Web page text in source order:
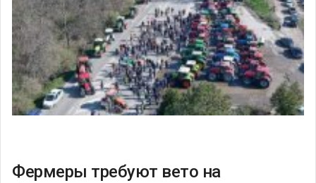
Фермеры требуют вето на